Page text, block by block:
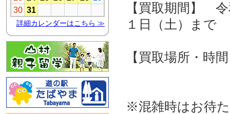
【買取期間】
１日（土）まで
【買取場所・
※混雑時はお待